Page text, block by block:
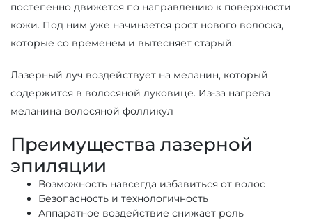
постепенно движется по направлению к поверхности
кожи. Под ним уже начинается рост нового волоска,
которые со временем и вытесняет старый.
Лазерный луч воздействует на меланин, который
содержится в волосяной луковице. Из-за нагрева
меланина волосяной фолликул
Преимущества лазерной
эпиляции
Возможность навсегда избавиться от волос
Безопасность и технологичность
Аппаратное воздействие снижает роль